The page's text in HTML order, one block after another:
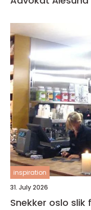
inspiration
31. July 2026
Snekker oslo slik finner du riktig fagperson til